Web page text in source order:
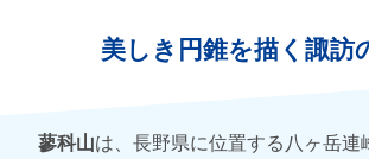
美しき円錐を描く諏訪
蓼科山は、長野県に位置する八ヶ岳連